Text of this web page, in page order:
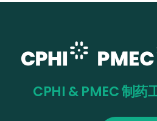
CPHI & PMEC 制药